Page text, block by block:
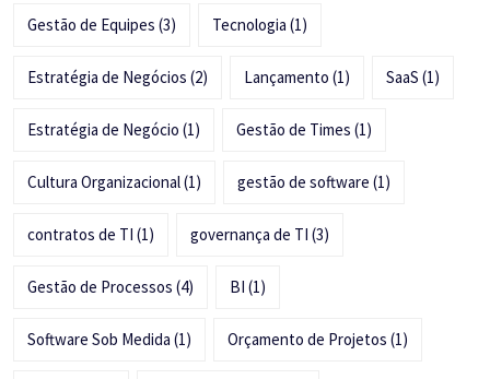
Gestão de Equipes (3) Tecnologia (1)
Estratégia de Negócios (2) Lançamento (1) SaaS (1)
Estratégia de Negócio (1) Gestão de Times (1)
Cultura Organizacional(1) gestão de software (1)
contratos de TI (1) governança de TI (3)
Gestão de Processos (4) BI (1)
Software Sob Medida (1) Orçamento de Projetos (1)